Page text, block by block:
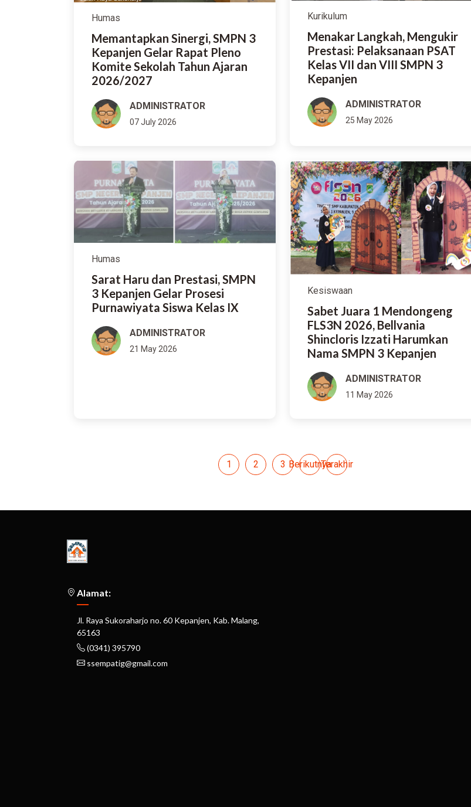
Humas
Memantapkan Sinergi, SMPN 3
Kepanjen Gelar Rapat Pleno
Komite Sekolah Tahun Ajaran
2026/2027
ADMINISTRATOR
07 July 2026
Kurikulum
Menakar Langkah, Mengukir
Prestasi: Pelaksanaan PSAT
Kelas VII dan VIII SMPN 3
Kepanjen
ADMINISTRATOR
25 May 2026
Humas
Sarat Haru dan Prestasi, SMPN
3 Kepanjen Gelar Prosesi
Purnawiyata Siswa Kelas IX
ADMINISTRATOR
21 May 2026
Kesiswaan
Sabet Juara 1 Mendongeng
FLS3N 2026, Bellvania
Shincloris Izzati Harumkan
Nama SMPN 3 Kepanjen
ADMINISTRATOR
11 May 2026
1 2 3 BerikutnyaTerakhir
Alamat:
Jl. Raya Sukoraharjo no. 60 Kepanjen, Kab. Malang,
65163
(0341) 395790
ssempatig@gmail.com